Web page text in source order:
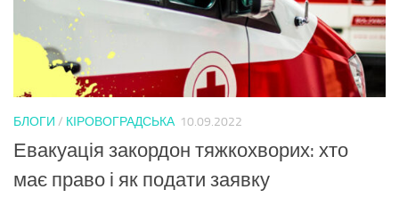
БЛОГИ / КІРОВОГРАДСЬКА 10.09.2022
Евакуація закордон тяжкохворих: хто
має право і як подати заявку